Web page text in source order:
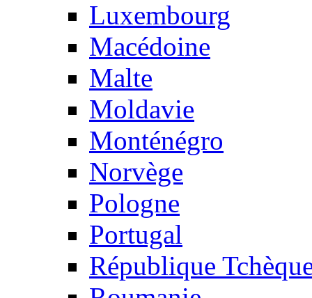
Luxembourg
Macédoine
Malte
Moldavie
Monténégro
Norvège
Pologne
Portugal
République